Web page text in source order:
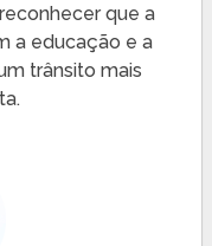
que a
a educação e a
trânsito mais